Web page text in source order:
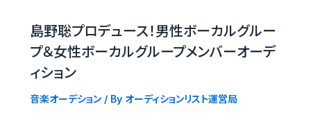
島野聡プロデュース！男性ボーカルグルー
プ＆女性ボーカルグループメンバーオーデ
ィション
音楽オーデション/ By オーディションリスト運営局